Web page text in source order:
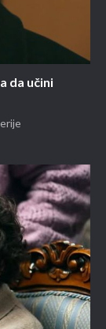
da učini